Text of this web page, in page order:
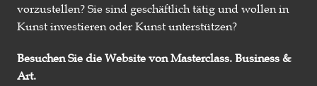
vorzustellen? Sie sind geschäftlich tätig und wollen in
Kunst investieren oder Kunst unterstützen?
Besuchen Sie die Website von Masterclass. Business &
Art.